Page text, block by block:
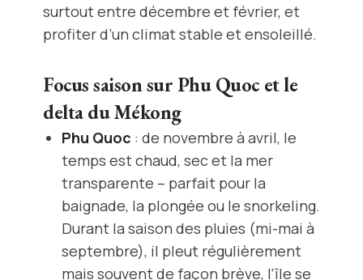
surtout entre décembre et février, et
profiter d’un climat stable et ensoleillé.
Focus saison sur Phu Quoc et le
delta du Mékong
Phu Quoc : de novembre à avril, le
temps est chaud, sec et la mer
transparente – parfait pour la
baignade, la plongée ou le snorkeling.
Durant la saison des pluies (mi-mai à
septembre), il pleut régulièrement
mais souvent de façon brève, l’île se